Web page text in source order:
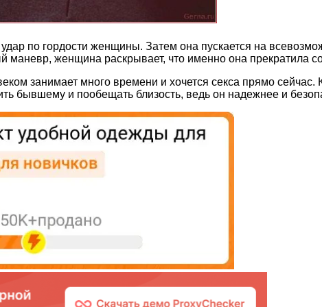
по гордости женщины. Затем она пускается на
маневр, женщина раскрывает, что именно она прекратила
занимает много времени и хочется секса прямо
бывшему и пообещать близость, ведь он надежнее и